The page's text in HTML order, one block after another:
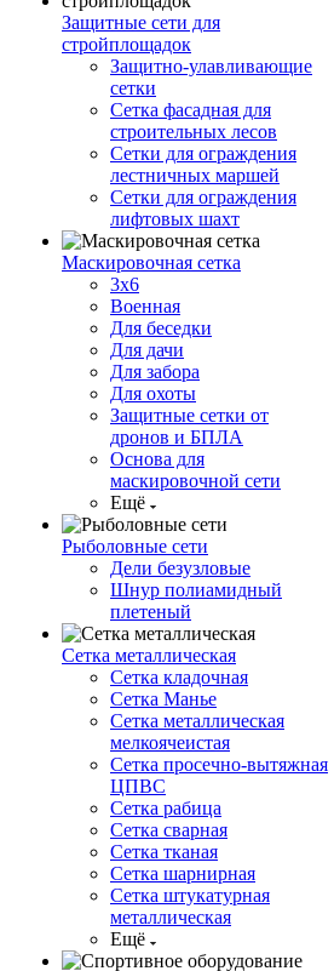
Защитные сети для
стройплощадок
Защитно-улавливающие
сетки
Сетка фасадная для
строительных лесов
Сетки для ограждения
лестничных маршей
Сетки для ограждения
лифтовых шахт
Маскировочная сетка
3х6
Военная
Для беседки
Для дачи
Для забора
Для охоты
Защитные сетки от
дронов и БПЛА
Основа для
маскировочной сети
Ещё
Рыболовные сети
Дели безузловые
Шнур полиамидный
плетеный
Сетка металлическая
Сетка кладочная
Сетка Манье
Сетка металлическая
мелкоячеистая
Сетка просечно-вытяжная
ЦПВС
Сетка рабица
Сетка сварная
Сетка тканая
Сетка шарнирная
Сетка штукатурная
металлическая
Ещё